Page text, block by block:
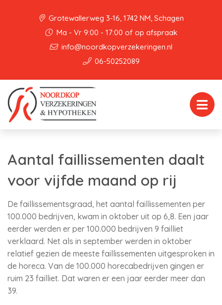
Grotewallerweg 3-16, 1742 NM, Schagen
Ma - Vr 9:00 - 17:00 of op afspraak
info@noordkopverzekeringen.nl
06-50252089
Aantal faillissementen daalt
voor vijfde maand op rij
De faillissementsgraad, het aantal faillissementen per
100.000 bedrijven, kwam in oktober uit op 6,8. Een jaar
eerder werden er per 100.000 bedrijven 9 failliet
verklaard. Net als in september werden in oktober
relatief gezien de meeste faillissementen uitgesproken in
de horeca. Van de 100.000 horecabedrijven gingen er
ruim 23 failliet. Dat waren er een jaar eerder meer dan
39.